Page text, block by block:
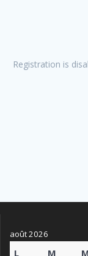
Registration is
août 2026
L M